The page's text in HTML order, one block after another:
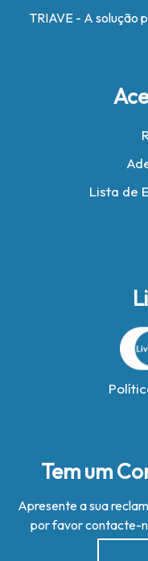
TRIAVE - A solução
Lista de
Tem um
Apresente a sua
por favor contacte-